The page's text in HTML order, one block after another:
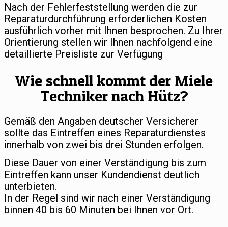
Nach der Fehlerfeststellung werden die zur
Reparaturdurchführung erforderlichen Kosten
ausführlich vorher mit Ihnen besprochen. Zu Ihrer
Orientierung stellen wir Ihnen nachfolgend eine
detaillierte Preisliste zur Verfügung
Wie schnell kommt der Miele
Techniker nach Hütz?
Gemäß den Angaben deutscher Versicherer
sollte das Eintreffen eines Reparaturdienstes
innerhalb von zwei bis drei Stunden erfolgen.
Diese Dauer von einer Verständigung bis zum
Eintreffen kann unser Kundendienst deutlich
unterbieten.
In der Regel sind wir nach einer Verständigung
binnen 40 bis 60 Minuten bei Ihnen vor Ort.